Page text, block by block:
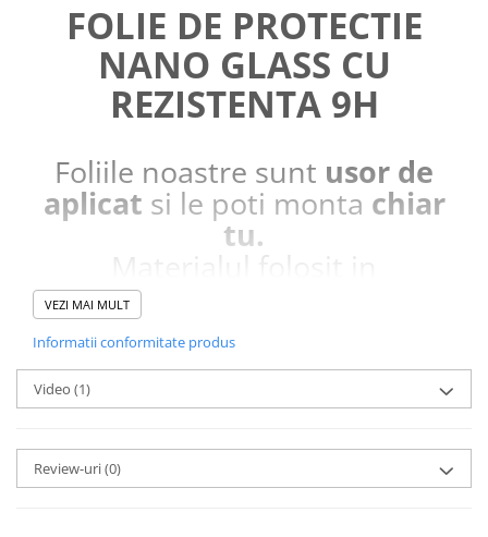
FOLIE DE PROTECTIE
NANO GLASS CU
REZISTENTA 9H
Foliile noastre sunt usor de
aplicat si le poti monta chiar
tu.
Materialul folosit in
producerea foliilor
sticla pe care o stim cu totii, ci
esteNano Glassflexibil.
Acesta NU SE
ascutite si periculoase.
VEZI MAI MULT
Informatii conformitate produs
Video (1)
Review-uri(0)